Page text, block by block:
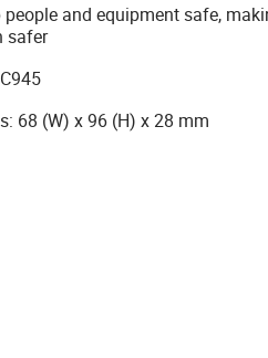
people and equipment safe,
safer
68 (W) x 96 (H) x 28 mm